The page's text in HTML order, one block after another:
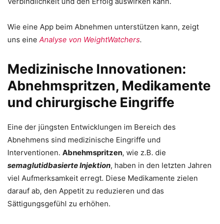
Wie eine App beim Abnehmen unterstützen kann, zeigt
uns eine Analyse von WeightWatchers.
Medizinische Innovationen:
Abnehmspritzen, Medikamente
und chirurgische Eingriffe
Eine der jüngsten Entwicklungen im Bereich des
Abnehmens sind medizinische Eingriffe und
Interventionen. Abnehmspritzen, wie z.B. die
semaglutidbasierte Injektion, haben in den letzten Jahren
viel Aufmerksamkeit erregt. Diese Medikamente zielen
darauf ab, den Appetit zu reduzieren und das
Sättigungsgefühl zu erhöhen.